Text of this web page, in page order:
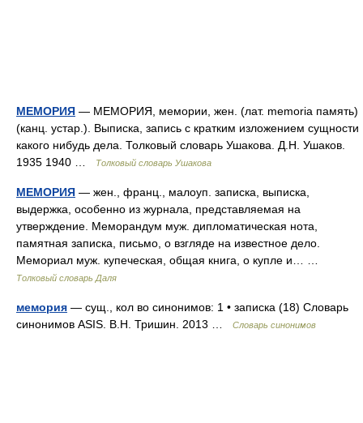
МЕМОРИЯ — МЕМОРИЯ, мемории, жен. (лат. memoria память)
(канц. устар.). Выписка, запись с кратким изложением сущности
какого нибудь дела. Толковый словарь Ушакова. Д.Н. Ушаков.
1935 1940 …
Толковый словарь Ушакова
МЕМОРИЯ — жен., франц., малоуп. записка, выписка,
выдержка, особенно из журнала, представляемая на
утверждение. Меморандум муж. дипломатическая нота,
памятная записка, письмо, о взгляде на известное дело.
Мемориал муж. купеческая, общая книга, о купле и… …
Толковый словарь Даля
мемория — сущ., кол во синонимов: 1 • записка (18) Словарь
синонимов ASIS. В.Н. Тришин. 2013 …
Словарь синонимов